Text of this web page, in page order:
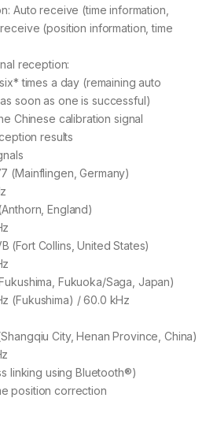
Auto receive (time information,
(position information, time
reception:
times a day (remaining auto
soon as one is successful)
Chinese calibration signal
results
(Mainflingen, Germany)
England)
(Fort Collins, United States)
Fukuoka/Saga, Japan)
(Fukushima) / 60.0 kHz
City, Henan Province, China)
linking using Bluetooth®)
position correction